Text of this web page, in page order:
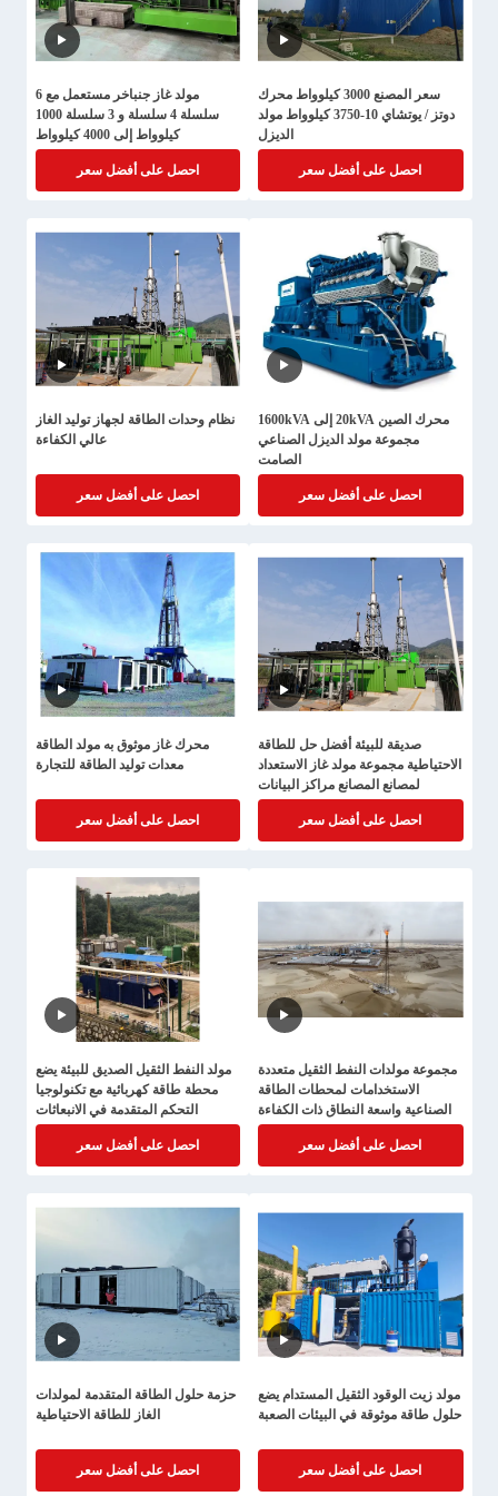
سعر المصنع 3000 كيلوواط محرك
دوتز / يوتشاي 10-3750 كيلوواط مولد
الديزل
احصل على أفضل سعر
مولد غاز جنباخر مستعمل مع 6
سلسلة 4 سلسلة و 3 سلسلة 1000
كيلوواط إلى 4000 كيلوواط
احصل على أفضل سعر
محرك الصين 20kVA إلى 1600kVA
مجموعة مولد الديزل الصناعي
الصامت
احصل على أفضل سعر
نظام وحدات الطاقة لجهاز توليد الغاز
عالي الكفاءة
احصل على أفضل سعر
صديقة للبيئة أفضل حل للطاقة
الاحتياطية مجموعة مولد غاز الاستعداد
لمصانع المصانع مراكز البيانات
احصل على أفضل سعر
محرك غاز موثوق به مولد الطاقة
معدات توليد الطاقة للتجارة
احصل على أفضل سعر
مجموعة مولدات النفط الثقيل متعددة
الاستخدامات لمحطات الطاقة
الصناعية واسعة النطاق ذات الكفاءة
العالية
احصل على أفضل سعر
مولد النفط الثقيل الصديق للبيئة يضع
محطة طاقة كهربائية مع تكنولوجيا
التحكم المتقدمة في الانبعاثات
احصل على أفضل سعر
مولد زيت الوقود الثقيل المستدام يضع
حلول طاقة موثوقة في البيئات الصعبة
احصل على أفضل سعر
حزمة حلول الطاقة المتقدمة لمولدات
الغاز للطاقة الاحتياطية
احصل على أفضل سعر